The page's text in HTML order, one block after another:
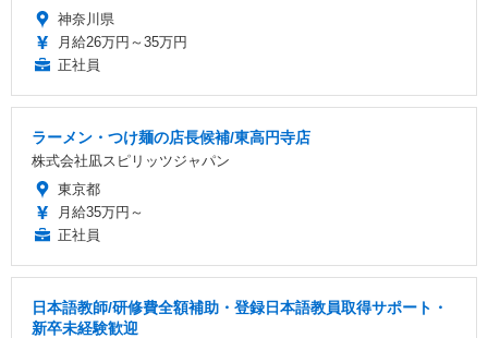
神奈川県
月給26万円～35万円
正社員
ラーメン・つけ麺の店長候補/東高円寺店
株式会社凪スピリッツジャパン
東京都
月給35万円～
正社員
日本語教師/研修費全額補助・登録日本語教員取得サポート・
新卒未経験歓迎